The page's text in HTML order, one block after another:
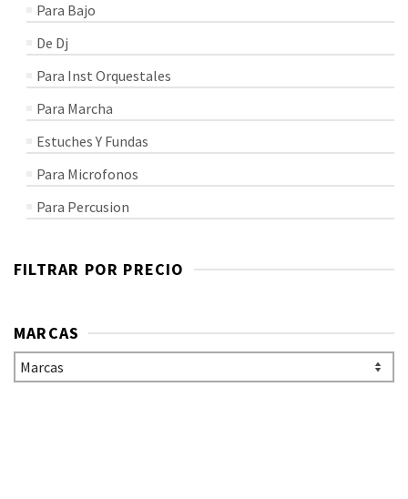
Para Bajo
De Dj
Para Inst Orquestales
Para Marcha
Estuches Y Fundas
Para Microfonos
Para Percusion
FILTRAR POR PRECIO
MARCAS